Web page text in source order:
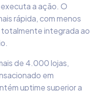
a ação. O
rápida, com menos
totalmente integrada ao
de 4.000 lojas,
em
uptime superior a